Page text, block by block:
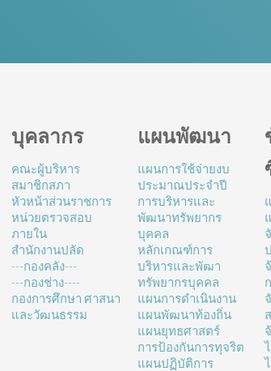
บุคลากร
คณะผู้บริหาร
สมาชิกสภา
หัวหน้าส่วนราชการ
หน่วยตรวจสอบ
ภายใน
สำนักงานปลัด
---กองคลัง---
---กองช่าง----
กองการศึกษา ศาสนา
และวัฒนธรรม
แผนพัฒนา
แผนการใช้จ่ายงบ
ประมาณประจำปี
การบริหารและ
พัฒนาทรัพยากร
บุคคล
หลักเกณฑ์การ
บริหารและพัฒา
ทรัพยากรบุคคล
แผนการดำเนินงาน
แผนพัฒนาท้องถิ่น
แผนยุทธศาสตร์
การป้องกันการทุจริต
แผนปฏิบัติการ